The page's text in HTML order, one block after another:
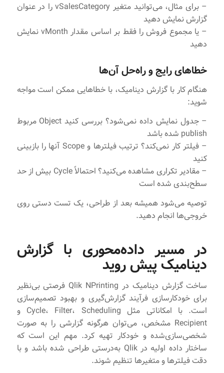
– برای مثال، می‌توانید متغیر vSalesCategory را در عنوان
گزارش نمایش دهید
– یا مجموع فروش را فقط بر اساس مقدار vMonth نمایش
دهید
خطاهای رایج و راه‌حل آن‌ها
هنگام کار با گزارش دینامیک، با خطاهایی ممکن است مواجه
شوید:
– جدول نمایش داده نمی‌شود؟ بررسی کنید Object مربوط
publish شده باشد
– فیلتر کار نمی‌کند؟ ترتیب فیلترها و Scope آنها را بازبینی
کنید
– مقادیر تکراری مشاهده می‌کنید؟ احتمالاً Cycle بیش از حد
سطح‌بندی شده است
توصیه می‌شود همیشه بعد از طراحی، یک تست دستی روی
خروجی‌ها انجام دهید.
در مسیر داده‌محوری با گزارش
دینامیک پیش روید
ساخت گزارش دینامیک در Qlik NPrinting فرصتی بی‌نظیر
برای خودکارسازی فرآیند گزارش‌گیری و بهبود تصمیم‌سازی
است. با امکاناتی مثل Cycle، Filter، Scheduling و
Recipient مشخص، می‌توان هرگونه گزارشی را به صورت
شخصی‌سازی‌شده و خودکار تهیه کرد. مهم این است که
ساختار داده اولیه در Qlik به‌درستی طراحی شده باشد و با
دقت فیلترها و متغیرها تنظیم شوند.